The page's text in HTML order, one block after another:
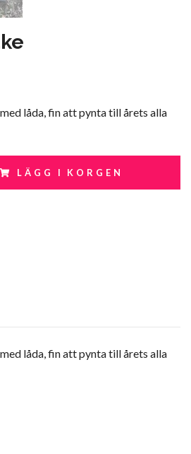
låda, fin att pynta till årets alla
LÄGG I KORGEN
låda, fin att pynta till årets alla